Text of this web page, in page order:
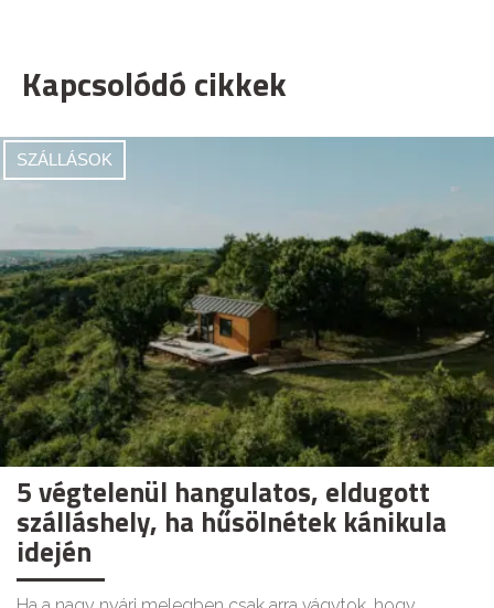
Kapcsolódó cikkek
SZÁLLÁSOK
5 végtelenül hangulatos, eldugott
szálláshely, ha hűsölnétek kánikula
idején